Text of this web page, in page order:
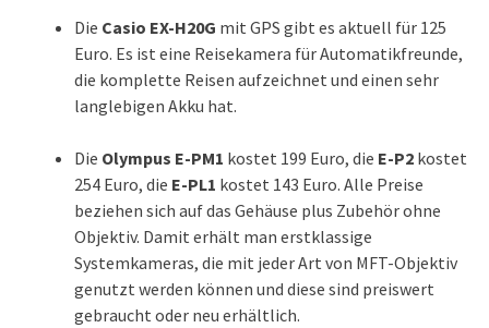
Die Casio EX-H20G mit GPS gibt es aktuell für 125
Euro. Es ist eine Reisekamera für Automatikfreunde,
die komplette Reisen aufzeichnet und einen sehr
langlebigen Akku hat.
Die Olympus E-PM1 kostet 199 Euro, die E-P2 kostet
254 Euro, die E-PL1 kostet 143 Euro. Alle Preise
beziehen sich auf das Gehäuse plus Zubehör ohne
Objektiv. Damit erhält man erstklassige
Systemkameras, die mit jeder Art von MFT-Objektiv
genutzt werden können und diese sind preiswert
gebraucht oder neu erhältlich.